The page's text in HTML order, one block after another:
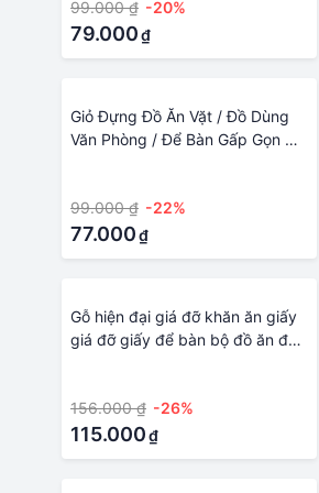
99.000 ₫ -20%
79.000₫
Giỏ Đựng Đồ Ăn Vặt / Đồ Dùng
Văn Phòng / Để Bàn Gấp Gọn Dễ
99.000 ₫ -22%
77.000₫
Gỗ hiện đại giá đỡ khăn ăn giấy
giá đỡ giấy để bàn bộ đồ ăn đồ
156.000 ₫ -26%
115.000₫